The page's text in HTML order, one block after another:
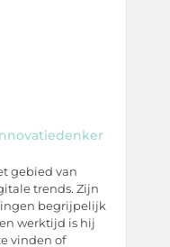
gebied van
trends. Zijn
begrijpelijk
werktijd is hij
vinden of